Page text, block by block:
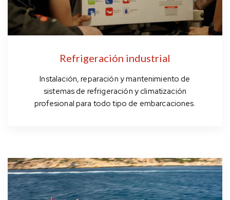
Refrigeración industrial
Instalación, reparación y mantenimiento de
sistemas de refrigeración y climatización
profesional para todo tipo de embarcaciones.